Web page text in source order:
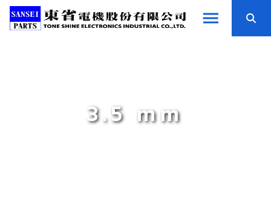
3.5 mm